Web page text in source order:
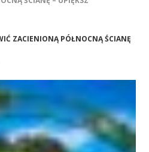
ZACIENIONĄ PÓŁNOCNĄ ŚCIANĘ